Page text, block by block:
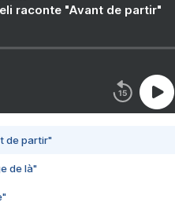
raconte "Avant de partir"
de partir"
de là"